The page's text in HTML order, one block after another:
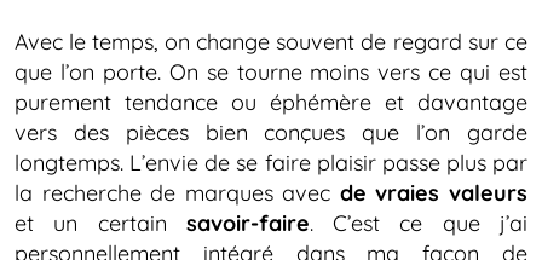
Avec le temps, on change souvent de regard sur ce
que l’on porte. On se tourne moins vers ce qui est
purement tendance ou éphémère et davantage
vers des pièces bien conçues que l’on garde
longtemps. L’envie de se faire plaisir passe plus par
la recherche de marques avec de vraies valeurs
et un certain savoir-faire. C’est ce que j’ai
personnellement intégré dans ma façon de